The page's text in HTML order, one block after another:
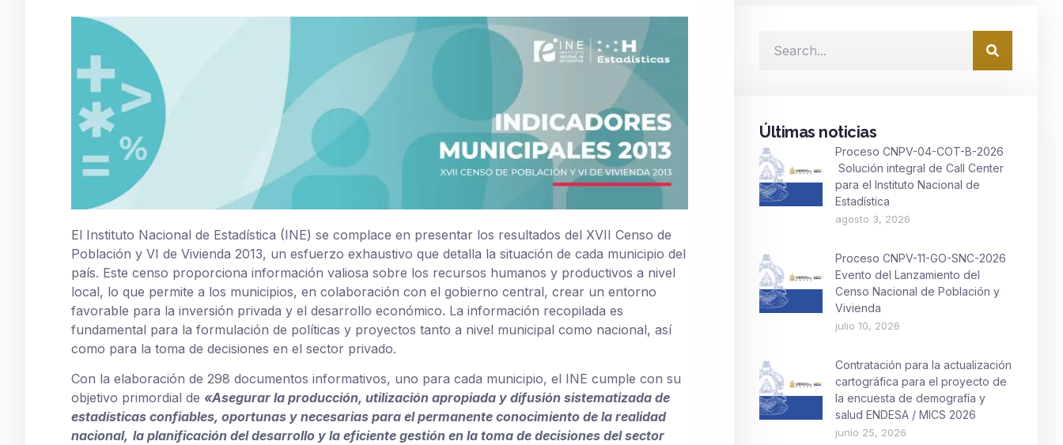
El Instituto Nacional de Estadística (INE) se complace en presentar los resultados del XVII Censo de
Población y VI de Vivienda 2013, un esfuerzo exhaustivo que detalla la situación de cada municipio del
país. Este censo proporciona información valiosa sobre los recursos humanos y productivos a nivel
local, lo que permite a los municipios, en colaboración con el gobierno central, crear un entorno
favorable para la inversión privada y el desarrollo económico. La información recopilada es
fundamental para la formulación de políticas y proyectos tanto a nivel municipal como nacional, así
como para la toma de decisiones en el sector privado.
Con la elaboración de 298 documentos informativos, uno para cada municipio, el INE cumple con su
objetivo primordial de «Asegurar la producción, utilización apropiada y difusión sistematizada de
estadísticas confiables, oportunas y necesarias para el permanente conocimiento de la realidad
nacional, la planificación del desarrollo y la eficiente gestión en la toma de decisiones del sector
Últimas noticias
Proceso CNPV-04-COT-B-2026
Solución integral de Call Center
para el Instituto Nacional de
Estadística
agosto 3, 2026
Proceso CNPV-11-GO-SNC-2026
Evento del Lanzamiento del
Censo Nacional de Población y
Vivienda
julio 10, 2026
Contratación para la actualización
cartográfica para el proyecto de
la encuesta de demografía y
salud ENDESA / MICS 2026
junio 25, 2026